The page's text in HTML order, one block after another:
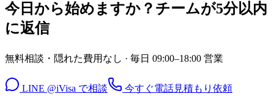
今日から始めますか？チームが5分以内
に返信
無料相談・隠れた費用なし · 毎日 09:00–18:00 営業
LINE @iVisa で相談 今すぐ電話見積もり依頼